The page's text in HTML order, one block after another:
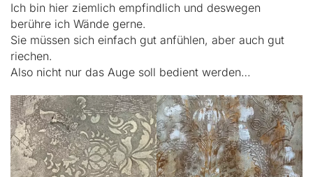
Ich bin hier ziemlich empfindlich und deswegen
berühre ich Wände gerne.
Sie müssen sich einfach gut anfühlen, aber auch gut
riechen.
Also nicht nur das Auge soll bedient werden…